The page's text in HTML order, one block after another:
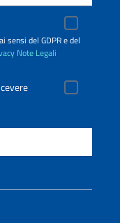
sensi del GDPR e del
Note Legali